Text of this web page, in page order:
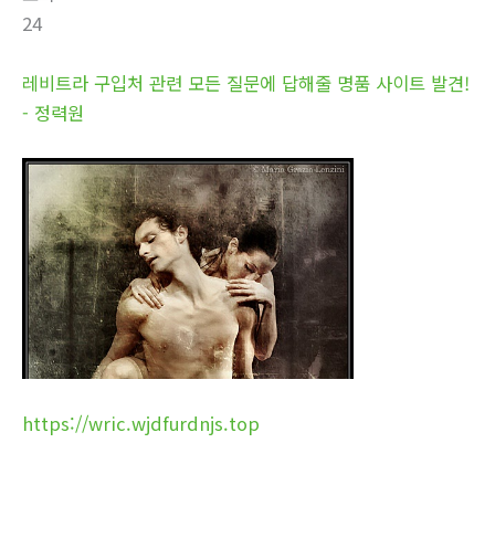
24
레비트라 구입처 관련 모든 질문에 답해줄 명품 사이트 발견!
- 정력원
https://wric.wjdfurdnjs.top